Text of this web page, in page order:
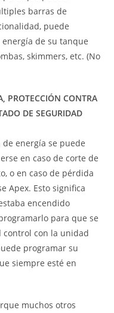
barras de
puede
de su tanque
skimmers, etc. (No
PROTECCIÓN CONTRA
DE SEGURIDAD
energía se puede
en caso de corte de
o en caso de pérdida
Apex. Esto significa
encendido
para que se
control con la unidad
programar su
siempre esté en
muchos otros